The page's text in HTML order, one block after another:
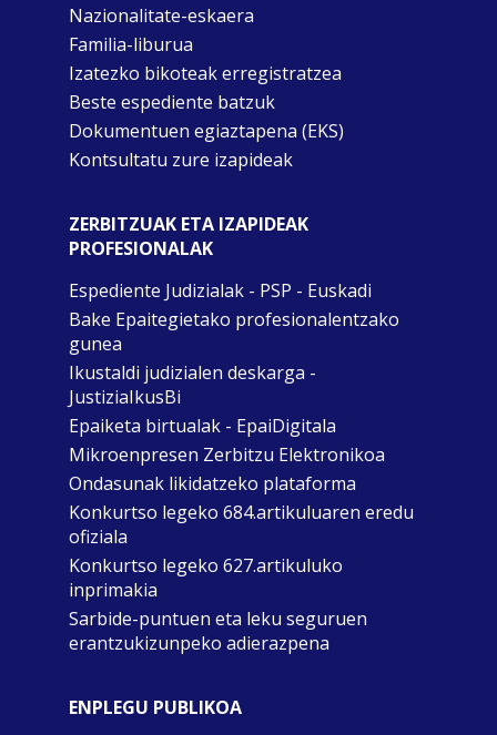
Nazionalitate-eskaera
Familia-liburua
Izatezko bikoteak erregistratzea
Beste espediente batzuk
Dokumentuen egiaztapena (EKS)
Kontsultatu zure izapideak
ZERBITZUAK ETA IZAPIDEAK
PROFESIONALAK
Espediente Judizialak - PSP - Euskadi
Bake Epaitegietako profesionalentzako
gunea
Ikustaldi judizialen deskarga -
JustiziaIkusBi
Epaiketa birtualak - EpaiDigitala
Mikroenpresen Zerbitzu Elektronikoa
Ondasunak likidatzeko plataforma
Konkurtso legeko 684.artikuluaren eredu
ofiziala
Konkurtso legeko 627.artikuluko
inprimakia
Sarbide-puntuen eta leku seguruen
erantzukizunpeko adierazpena
ENPLEGU PUBLIKOA